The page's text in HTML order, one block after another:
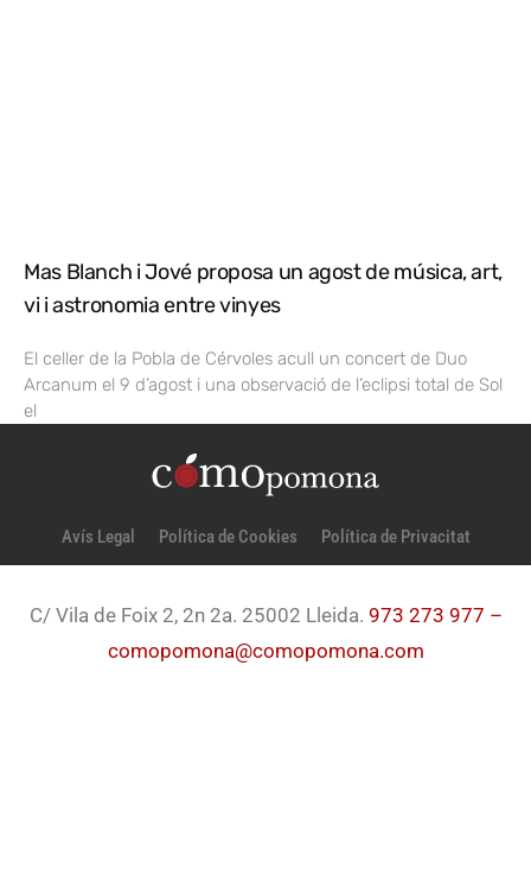
Mas Blanch i Jové proposa un agost de música, art,
vi i astronomia entre vinyes
El celler de la Pobla de Cérvoles acull un concert de Duo
Arcanum el 9 d’agost i una observació de l’eclipsi total de Sol
el
Avís Legal Política de Cookies Política de Privacitat
C/ Vila de Foix 2, 2n 2a. 25002 Lleida. 973 273 977 –
comopomona@comopomona.com